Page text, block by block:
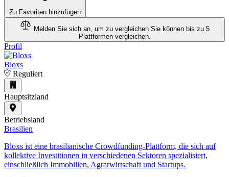
Zu Favoriten hinzufügen
Melden Sie sich an, um zu vergleichen Sie können bis zu 5
Plattformen vergleichen.
Profil
Bloxs
Reguliert
Hauptsitzland
Betriebsland
Brasilien
​Bloxs ist eine brasilianische Crowdfunding-Plattform, die sich auf
kollektive Investitionen in verschiedenen Sektoren spezialisiert,
einschließlich Immobilien, Agrarwirtschaft und Startups.